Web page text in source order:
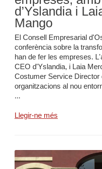
d’Yslandia i
Mango
El Consell Empresarial
conferència sobre la
han de fer les empreses.
CEO d'Yslandia, i Laia
Costumer Service Director
organitzacions al nou
...
Llegir-ne més